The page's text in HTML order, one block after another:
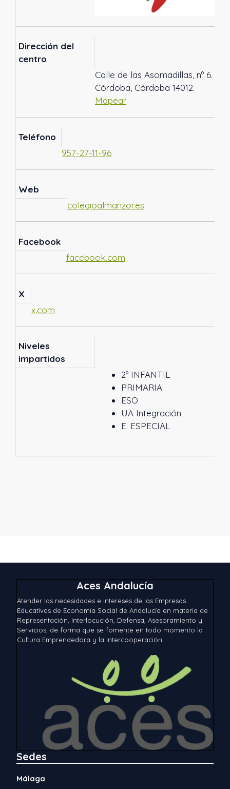
Dirección del
centro
Calle de las Asomadillas, nº 6.
Córdoba, Córdoba 14012.
Mapear
Teléfono
957-27-11-96
Web
colegioalmanzor.es
Facebook
facebook.com
X
x.com
Niveles
impartidos
2º INFANTIL
PRIMARIA
ESO
UA Integración
E. ESPECIAL
Aces Andalucía
Atender las necesidades e intereses de las Empresas
Educativas de Economía Social de Andalucía en materia de
Representación, Interlocución, Defensa, Asesoramiento y
Servicios, de forma que se fomente en todo momento la
Cultura Emprendedora y la Intercooperación
Sedes
Málaga